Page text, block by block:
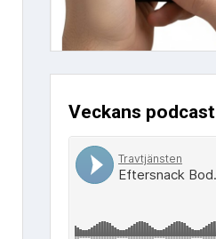
Veckans podcast